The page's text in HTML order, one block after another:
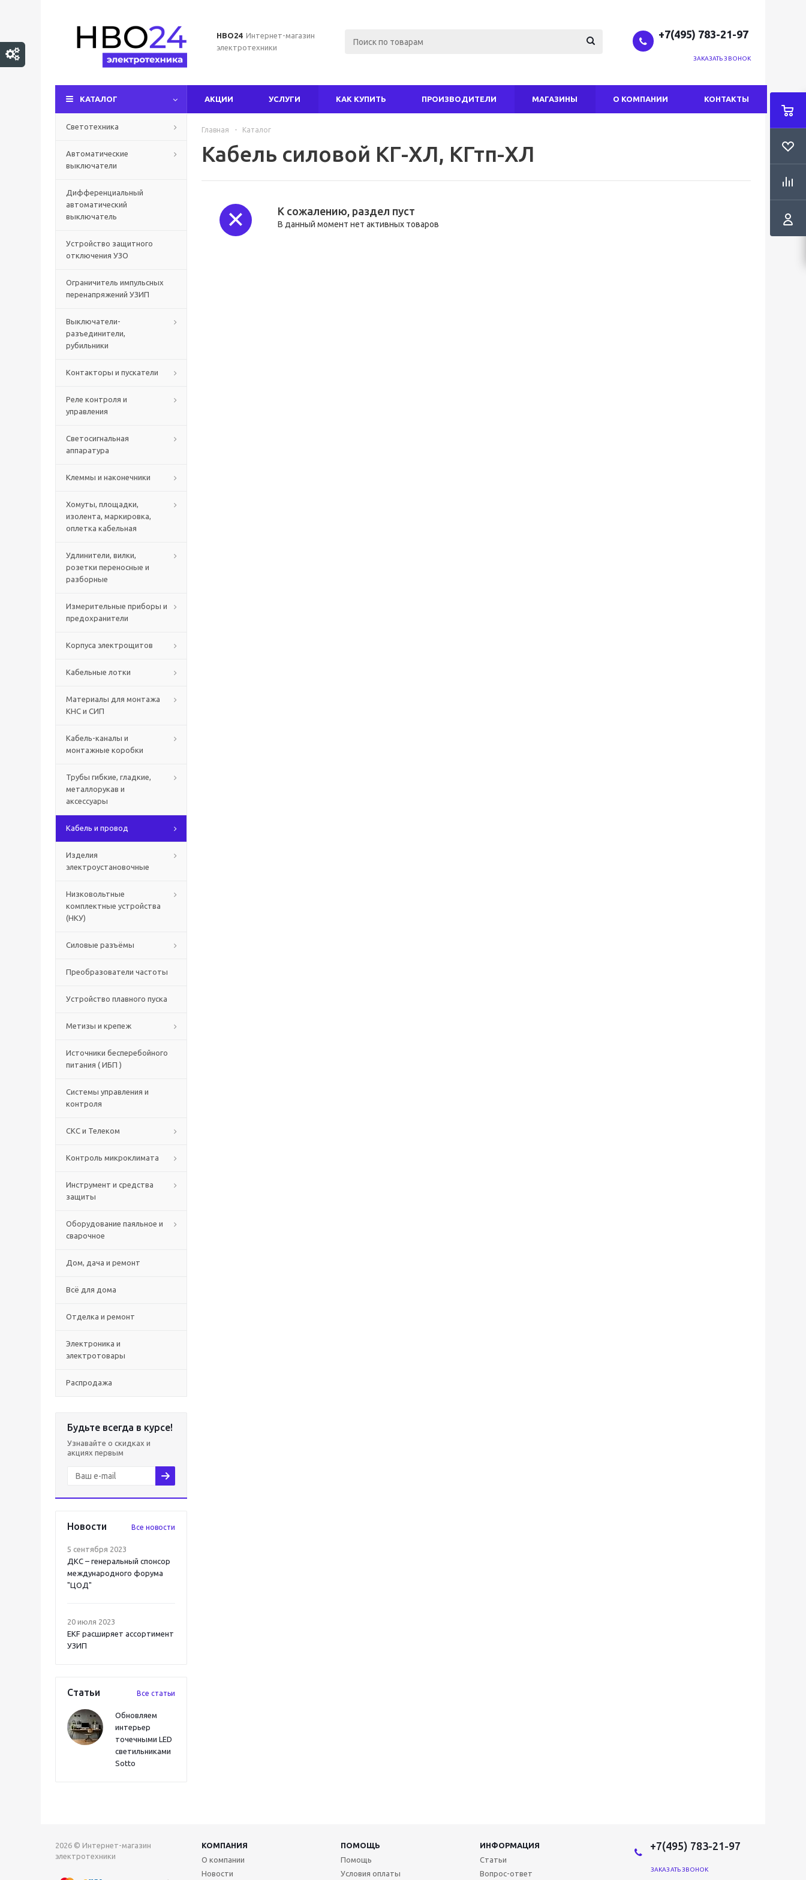
НВО24 Интернет-магазин
электротехники
+7(495) 783-21-97
ЗАКАЗАТЬ ЗВОНОК
КАТАЛОГ АКЦИИ УСЛУГИ КАК КУПИТЬ ПРОИЗВОДИТЕЛИ МАГАЗИНЫ О КОМПАНИИ КОНТАКТЫ
Светотехника
Автоматические
выключатели
Дифференциальный
автоматический
выключатель
Устройство защитного
отключения УЗО
Ограничитель импульсных
перенапряжений УЗИП
Выключатели-
разъединители,
рубильники
Контакторы и пускатели
Реле контроля и
управления
Светосигнальная
аппаратура
Клеммы и наконечники
Хомуты, площадки,
изолента, маркировка,
оплетка кабельная
Удлинители, вилки,
розетки переносные и
разборные
Измерительные приборы и
предохранители
Корпуса электрощитов
Кабельные лотки
Материалы для монтажа
КНС и СИП
Кабель-каналы и
монтажные коробки
Трубы гибкие, гладкие,
металлорукав и
аксессуары
Кабель и провод
Изделия
электроустановочные
Низковольтные
комплектные устройства
(НКУ)
Силовые разъёмы
Преобразователи частоты
Устройство плавного пуска
Метизы и крепеж
Источники бесперебойного
питания ( ИБП )
Системы управления и
контроля
СКС и Телеком
Контроль микроклимата
Инструмент и средства
защиты
Оборудование паяльное и
сварочное
Дом, дача и ремонт
Всё для дома
Отделка и ремонт
Электроника и
электротовары
Распродажа
Будьте всегда в курсе!
Узнавайте о скидках и
акциях первым
Новости Все новости
5 сентября 2023
ДКС – генеральный спонсор
международного форума
"ЦОД"
20 июля 2023
EKF расширяет ассортимент
УЗИП
Статьи Все статьи
Обновляем
интерьер
точечными LED
светильниками
Sotto
Главная - Каталог
Кабель силовой КГ-ХЛ, КГтп-ХЛ
К сожалению, раздел пуст
В данный момент нет активных товаров
2026 © Интернет-магазин
электротехники
КОМПАНИЯ ПОМОЩЬ
ИНФОРМАЦИЯ
О компании
Новости
Помощь
Условия оплаты
Статьи
Вопрос-ответ
+7(495) 783-21-97
ЗАКАЗАТЬ ЗВОНОК